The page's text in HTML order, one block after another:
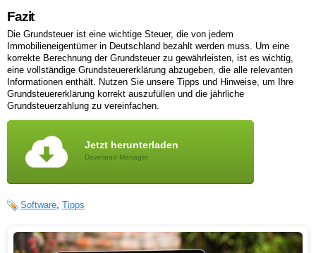
Fazit
Die Grundsteuer ist eine wichtige Steuer, die von jedem
Immobilieneigentümer in Deutschland bezahlt werden muss. Um eine
korrekte Berechnung der Grundsteuer zu gewährleisten, ist es wichtig,
eine vollständige Grundsteuererklärung abzugeben, die alle relevanten
Informationen enthält. Nutzen Sie unsere Tipps und Hinweise, um Ihre
Grundsteuererklärung korrekt auszufüllen und die jährliche
Grundsteuerzahlung zu vereinfachen.
Jetzt herunterladen
Download Manager
Software, Tipps